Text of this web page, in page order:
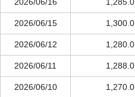
2026/06/15 1,300.0
2026/06/12 1,280.0
2026/06/11 1,288.0
2026/06/10 1,270.0